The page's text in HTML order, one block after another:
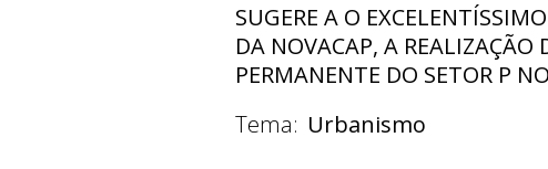
SUGERE A O
DA NOVACAP, A REALIZAÇÃO
PERMANENTE DO SETOR P
Tema: Urbanismo